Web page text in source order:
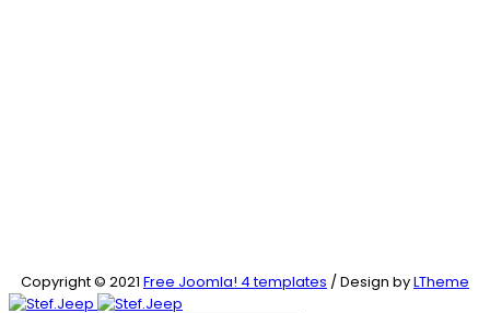
Copyright © 2021 Free Joomla! 4 templates / Design byLTheme